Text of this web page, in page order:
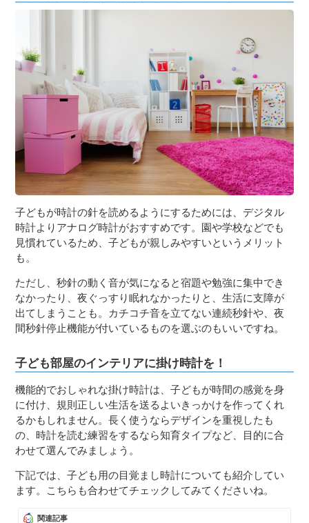
子どもが時計の針を読めるようにするためには、デジタル
時計よりアナログ時計がおすすめです。園や学校などでも
見慣れているため、子どもが親しみやすいというメリット
も。
ただし、秒針の動く音が気になると宿題や勉強に集中でき
なかったり、夜ぐっすり眠れなかったりと、生活に支障が
出てしまうことも。カチコチ音を立てない連続秒針や、夜
間秒針停止機能が付いているものを選ぶのもいいですね。
子ども部屋のインテリアに掛け時計を！
機能的でおしゃれな掛け時計は、子どもが時間の感覚を身
に付け、規則正しい生活を送るよいきっかけを作ってくれ
るかもしれません。長く使うならデザインを重視したも
の、時計を読む練習をするなら知育タイプなど、目的に合
わせて選んでみましょう。
下記では、子ども用の目覚まし時計についても紹介してい
ます。こちらも合わせてチェックしてみてくださいね。
関連記事